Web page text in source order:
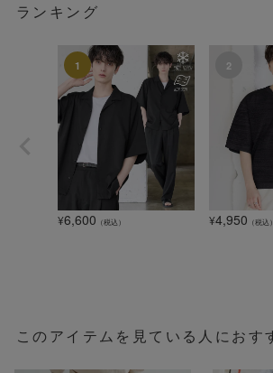
ランキング
¥6,600 （税込） ¥4,950 （税込）
このアイテムを見ている人におす